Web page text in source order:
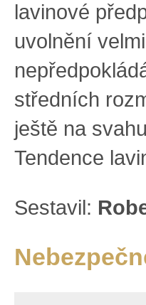
lavinové
uvolnění
středních
ještě na
Tendence
Sestavil: